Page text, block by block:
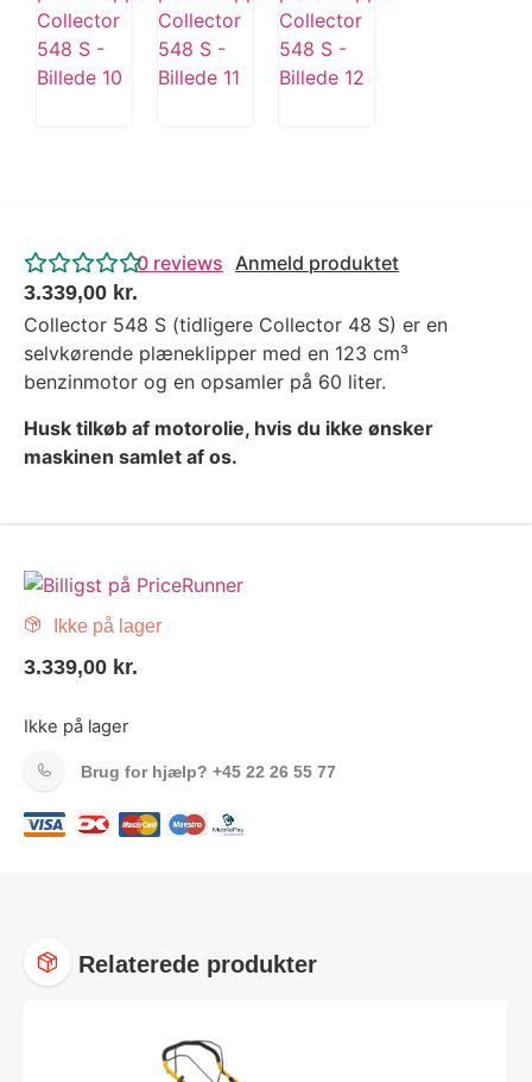
0 reviews Anmeld produktet
3.339,00 kr.
Collector 548 S (tidligere Collector 48 S) er en
selvkørende plæneklipper med en 123 cm³
benzinmotor og en opsamler på 60 liter.
Husk tilkøb af motorolie, hvis du ikke ønsker
maskinen samlet af os.
Ikke på lager
3.339,00 kr.
Ikke på lager
Brug for hjælp? +45 22 26 55 77
Relaterede produkter